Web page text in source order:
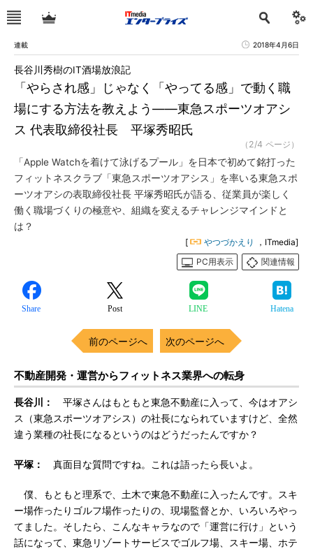
連載 2018年4月6日
「やらされ感」じゃなく「やってる感」で動く職
場にする方法を教えよう――東急スポーツオアシ
ス 代表取締役社長 平塚秀昭氏
長谷川秀樹のIT酒場放浪記
（2/4 ページ）
「Apple Watchを着けて泳げるプール」を日本で初めて銘打った
フィットネスクラブ「東急スポーツオアシス」を率いる東急スポ
ーツオアシの表取締役社長 平塚秀昭氏が語る、従業員が楽しく
働く職場づくりの極意や、組織を変えるチャレンジマインドと
は？
[ やつづかえり
，ITmedia]
PC用表示
関連情報
Share Post LINE Hatena
前のページへ 次のページへ
不動産開発・運営からフィットネス業界への転身
長谷川：
平塚さんはもともと東急不動産に入って、今はオアシ
ス（東急スポーツオアシス）の社長になられていますけど、全然
違う業種の社長になるというのはどうだったんですか？
平塚： 真面目な質問ですね。これは語ったら長いよ。
僕、もともと理系で、土木で東急不動産に入ったんです。スキ
ー場作ったりゴルフ場作ったりの、現場監督とか、いろいろやっ
てました。そしたら、こんなキャラなので「運営に行け」という
話になって、東急リゾートサービスでゴルフ場、スキー場、ホテ